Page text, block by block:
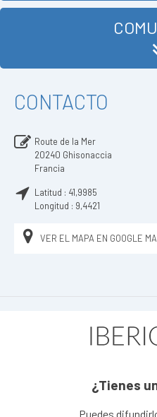
CONTACTO
Route de la Mer
20240 Ghisonaccia
Francia
Latitud : 41,9985
Longitud : 9,4421
VER EL MAPA EN GOOGLE
¿Tienes
Puedes